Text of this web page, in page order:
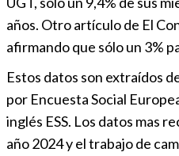
años. Otro artículo de El
afirmando que sólo un 3%
Estos datos son extraídos
por Encuesta Social
inglés ESS. Los datos mas
año 2024 y el trabajo de